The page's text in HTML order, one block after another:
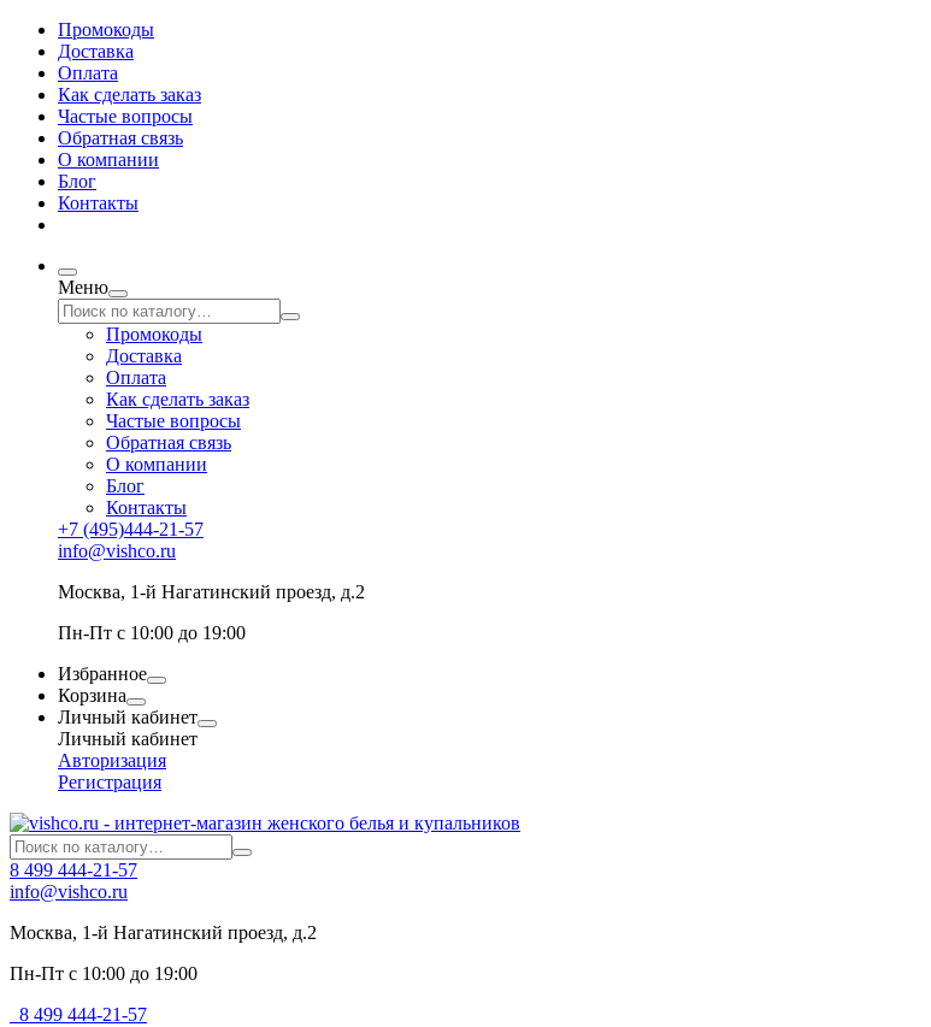
Промокоды
Доставка
Оплата
Как сделать заказ
Частые вопросы
Обратная связь
О компании
Блог
Контакты
Меню
Промокоды
Доставка
Оплата
Как сделать заказ
Частые вопросы
Обратная связь
О компании
Блог
Контакты
+7 (495)444-21-57
info@vishco.ru
Москва, 1-й Нагатинский проезд, д.2
Пн-Пт с 10:00 до 19:00
Избранное
Корзина
Личный кабинет
Личный кабинет
Авторизация
Регистрация
8 499 444-21-57
info@vishco.ru
Москва, 1-й Нагатинский проезд, д.2
Пн-Пт с 10:00 до 19:00
8 499 444-21-57